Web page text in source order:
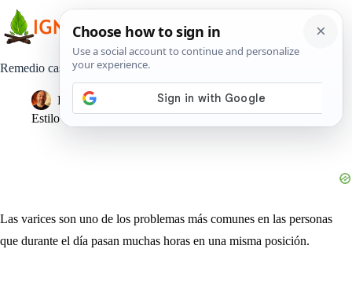
contenido
Remedio casero de aceite de oliva para tratar las varices
Pedro Lisperguer
20 noviembre, 2019
Estilo de Vida
Las varices son uno de los problemas más comunes en las personas
que durante el día pasan muchas horas en una misma posición.